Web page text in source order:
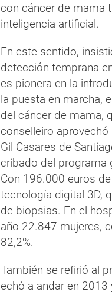
con cáncer de mama
inteligencia artificial.
En este sentido,
detección temprana
es pionera en la
la puesta en marcha,
del cáncer de mama,
conselleiro
Gil Casares de
cribado del programa
Con 196.000 euros
tecnología digital 3D,
de biopsias. En el
año 22.847 mujeres,
82,2%.
También se refirió al
echó a andar en